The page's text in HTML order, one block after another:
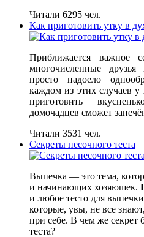
Читали 6295 чел.
Как приготовить утку в
Приближается важное
многочисленные
просто надоело
каждом из этих случаев у
приготовить
домочадцев сможет
Читали 3531 чел.
Секреты песочного теста
Выпечка — это тема,
и начинающих хозяюшек.
и любое тесто для
которые, увы, не все
при себе. В чем же секрет
теста?